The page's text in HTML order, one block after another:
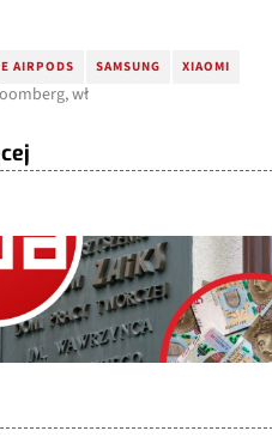
AIRPODS SAMSUNG XIAOMI
wł